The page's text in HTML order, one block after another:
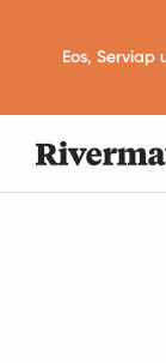
Eos, Serviap